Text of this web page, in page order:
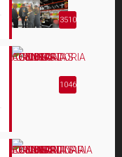
3510
1046